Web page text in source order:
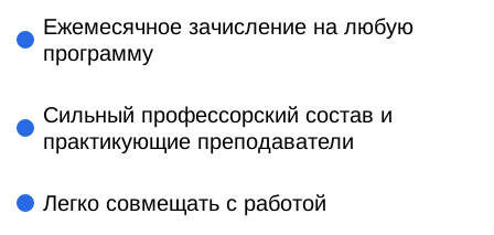
Ежемесячное зачисление на любую
программу
Сильный профессорский состав и
практикующие преподаватели
Легко совмещать с работой